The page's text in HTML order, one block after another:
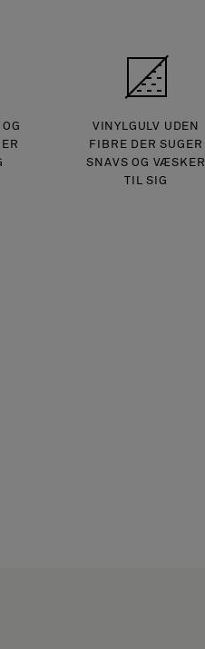
VINYLGULV UDEN
FIBRE DER SUGER
SNAVS OG VÆSKER
TIL SIG